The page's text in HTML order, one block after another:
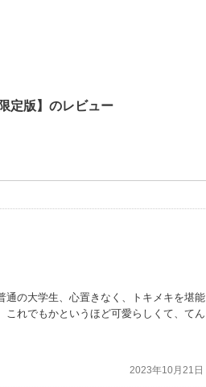
定版】のレビュー
の大学生、心置きなく、トキメキを堪能
れでもかというほど可愛らしくて、てん
2023年10月21日